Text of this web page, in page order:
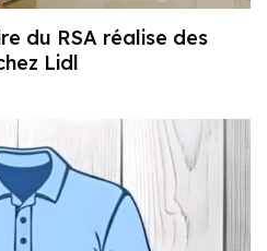
du RSA réalise des
Lidl